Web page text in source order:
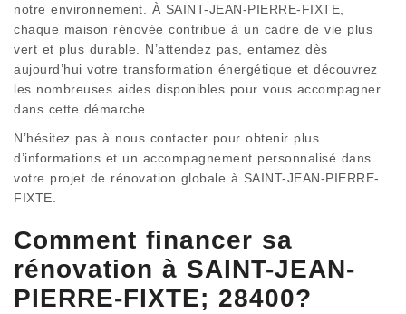
notre environnement. À SAINT-JEAN-PIERRE-FIXTE,
chaque maison rénovée contribue à un cadre de vie plus
vert et plus durable. N’attendez pas, entamez dès
aujourd’hui votre transformation énergétique et découvrez
les nombreuses aides disponibles pour vous accompagner
dans cette démarche.
N’hésitez pas à nous contacter pour obtenir plus
d’informations et un accompagnement personnalisé dans
votre projet de rénovation globale à SAINT-JEAN-PIERRE-
FIXTE.
Comment financer sa
rénovation à SAINT-JEAN-
PIERRE-FIXTE; 28400?